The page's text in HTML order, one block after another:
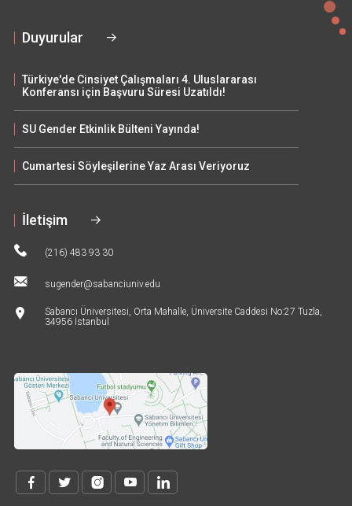
Duyurular
Türkiye'de Cinsiyet Çalışmaları 4. Uluslararası
Konferansı için Başvuru Süresi Uzatıldı!
SU Gender Etkinlik Bülteni Yayında!
Cumartesi Söyleşilerine Yaz Arası Veriyoruz
İletişim
(216) 483 93 30
sugender@sabanciuniv.edu
Sabancı Üniversitesi, Orta Mahalle, Üniversite Caddesi No:27 Tuzla,
34956 İstanbul